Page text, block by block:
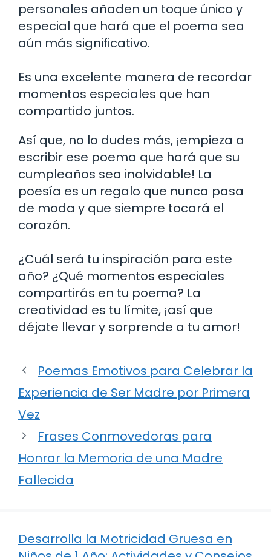
personales añaden un toque único y
especial que hará que el poema sea
aún más significativo.
Es una excelente manera de recordar
momentos especiales que han
compartido juntos.
Así que, no lo dudes más, ¡empieza a
escribir ese poema que hará que su
cumpleaños sea inolvidable! La
poesía es un regalo que nunca pasa
de moda y que siempre tocará el
corazón.
¿Cuál será tu inspiración para este
año? ¿Qué momentos especiales
compartirás en tu poema? La
creatividad es tu límite, ¡así que
déjate llevar y sorprende a tu amor!
Poemas Emotivos para Celebrar la
Experiencia de Ser Madre por Primera
Vez
Frases Conmovedoras para
Honrar la Memoria de una Madre
Fallecida
Desarrolla la Motricidad Gruesa en